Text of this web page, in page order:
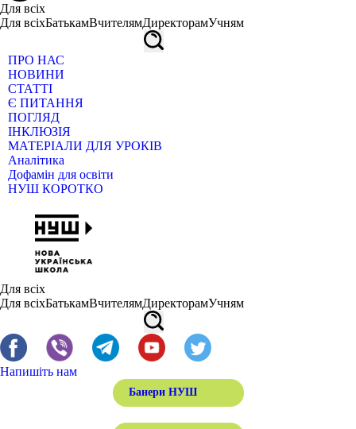
Для всіх
Для всіхБатькамВчителямДиректорамУчням
ПРО НАС
НОВИНИ
СТАТТІ
Є ПИТАННЯ
ПОГЛЯД
ІНКЛЮЗІЯ
МАТЕРІАЛИ ДЛЯ УРОКІВ
Аналітика
Дофамін для освіти
НУШ КОРОТКО
Для всіх
Для всіхБатькамВчителямДиректорамУчням
Напишіть нам
Банери НУШ